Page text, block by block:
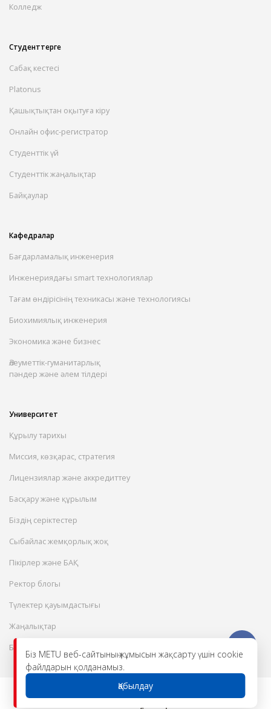
Біз METU веб-сайтының жұмысын жақсарту үшін cookie
файлдарын қолданамыз.
Қабылдау
Колледж
Студенттерге
Сабақ кестесі
Platonus
Қашықтықтан оқытуға кіру
Онлайн офис-регистратор
Студенттік үй
Студенттік жаңалықтар
Байқаулар
Кафедралар
Бағдарламалық инженерия
Инженериядағы smart технологиялар
Тағам өндірісінің техникасы және технологиясы
Биохимиялық инженерия
Экономика және бизнес
Әлеуметтік-гуманитарлық
пәндер және әлем тілдері
Университет
Құрылу тарихы
Миссия, көзқарас, стратегия
Лицензиялар және аккредиттеу
Басқару және құрылым
Біздің серіктестер
Сыбайлас жемқорлық жоқ
Пікірлер және БАҚ
Ректор блогы
Түлектер қауымдастығы
Жаңалықтар
Бос жұмыс орындары
© 2026 Халықаралық инженерлік-